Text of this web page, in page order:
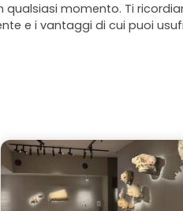
qualsiasi momento. Ti
e i vantaggi di cui puoi